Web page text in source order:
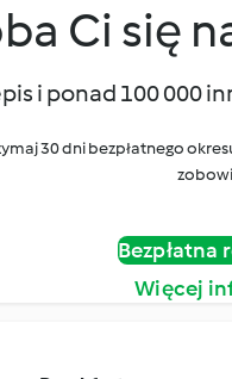
Ci się
i ponad 100 000
30 dni bezpłatnego
Bezpłatna
Więcej